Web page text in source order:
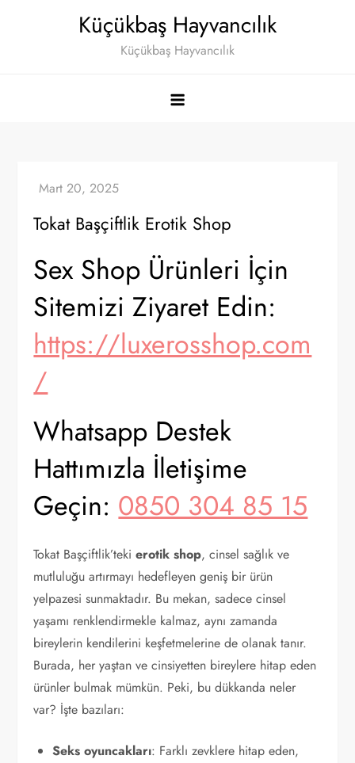
Küçükbaş Hayvancılık
Küçükbaş Hayvancılık
Tokat Başçiftlik Erotik Shop
Sex Shop Ürünleri İçin
Sitemizi Ziyaret Edin:
https://luxerosshop.com
/
Whatsapp Destek
Hattımızla İletişime
Geçin:0850 304 85 15
Tokat Başçiftlik’tekierotik shop, cinsel sağlık ve
mutluluğu artırmayı hedefleyen geniş bir ürün
yelpazesi sunmaktadır. Bu mekan, sadece cinsel
yaşamı renklendirmekle kalmaz, aynı zamanda
bireylerin kendilerini keşfetmelerine de olanak tanır.
Burada, her yaştan ve cinsiyetten bireylere hitap eden
ürünler bulmak mümkün. Peki, bu dükkanda neler
var? İşte bazıları:
Seks oyuncakları: Farklı zevklere hitap eden,